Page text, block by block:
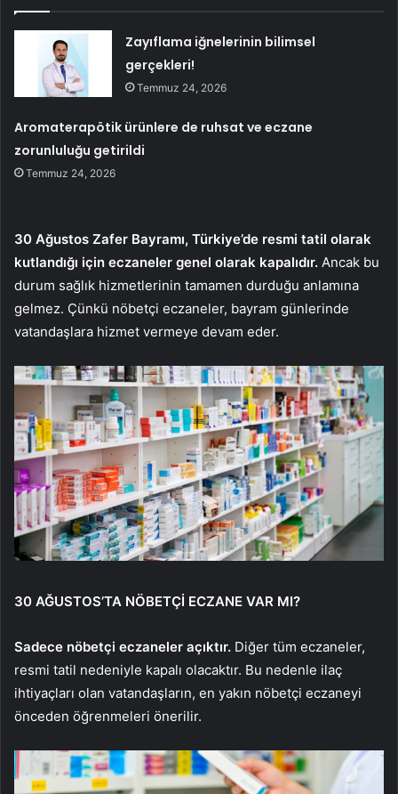
Zayıflama iğnelerinin bilimsel
gerçekleri!
Temmuz 24, 2026
Aromaterapötik ürünlere de ruhsat ve eczane
zorunluluğu getirildi
Temmuz 24, 2026
30 Ağustos Zafer Bayramı, Türkiye’de resmi tatil olarak
kutlandığı için eczaneler genel olarak kapalıdır. Ancak bu
durum sağlık hizmetlerinin tamamen durduğu anlamına
gelmez. Çünkü nöbetçi eczaneler, bayram günlerinde
vatandaşlara hizmet vermeye devam eder.
30 AĞUSTOS’TA NÖBETÇİ ECZANE VAR MI?
Sadece nöbetçi eczaneler açıktır. Diğer tüm eczaneler,
resmi tatil nedeniyle kapalı olacaktır. Bu nedenle ilaç
ihtiyaçları olan vatandaşların, en yakın nöbetçi eczaneyi
önceden öğrenmeleri önerilir.